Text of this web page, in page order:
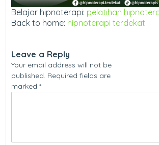
Belajar hipnoterapi: pelatihan
Back to home: hipnoterapi terdekat
Leave a Reply
Your email address will not be
published. Required fields are
marked*